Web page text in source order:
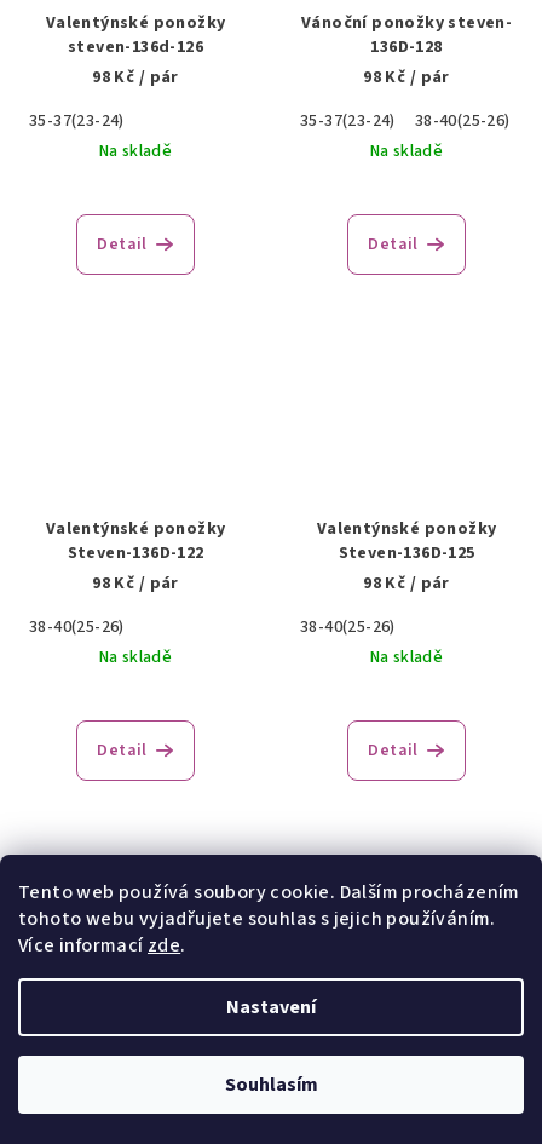
Tento web používá soubory cookie. Dalším procházením
tohoto webu vyjadřujete souhlas s jejich používáním.
Více informacízde.
Nastavení
Souhlasím
Valentýnské ponožky
steven-136d-126
98 Kč / pár
35-37(23-24)
Na skladě
Detail
Vánoční ponožky steven-
136D-128
98 Kč / pár
35-37(23-24)
38-40(25-26)
Na skladě
Detail
Valentýnské ponožky
Steven-136D-122
98 Kč / pár
38-40(25-26)
Na skladě
Detail
Valentýnské ponožky
Steven-136D-125
98 Kč / pár
38-40(25-26)
Na skladě
Detail
Dětské ponožky steven-
148-036
Dětské ponožky steven-
148-042